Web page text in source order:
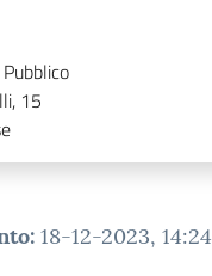
15
: 18-12-2023, 14:24